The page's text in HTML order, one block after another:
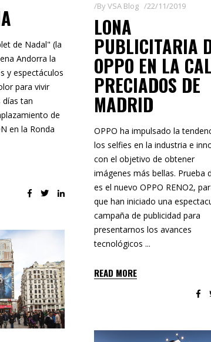
de Nadal" (la
Andorra la
y espectáculos
para vivir
tan
de
en la Ronda
ByVSA Blog 22/11/2019
LONA
PUBLICITARIA
OPPO EN LA
PRECIADOS DE
MADRID
OPPO ha impulsado la
los selfies en la industria e
con el objetivo de obtener
imágenes más bellas. Prueba
es el nuevo OPPO RENO2,
que han iniciado una
campaña de publicidad para
presentarnos los avances
tecnológicos
READ MORE